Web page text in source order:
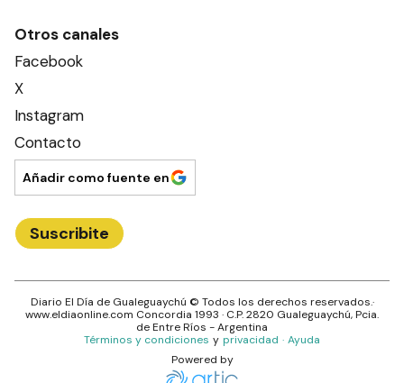
Otros canales
Facebook
X
Instagram
Contacto
Añadir como fuente en
Suscribite
Diario El Día de Gualeguaychú © Todos los derechos reservados.·
www.eldiaonline.com Concordia 1993 · C.P.2820 Gualeguaychú, Pcia.
deEntre Ríos - Argentina
Términos y condiciones y privacidad · Ayuda
Powered by